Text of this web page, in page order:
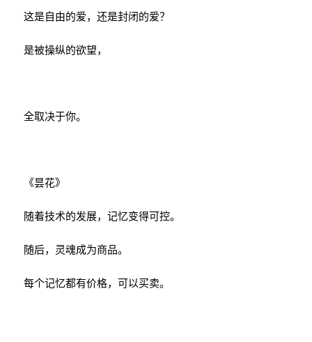
这是自由的爱，还是封闭的爱？
是被操纵的欲望，
全取决于你。
《昙花》
随着技术的发展，记忆变得可控。
随后，灵魂成为商品。
每个记忆都有价格，可以买卖。